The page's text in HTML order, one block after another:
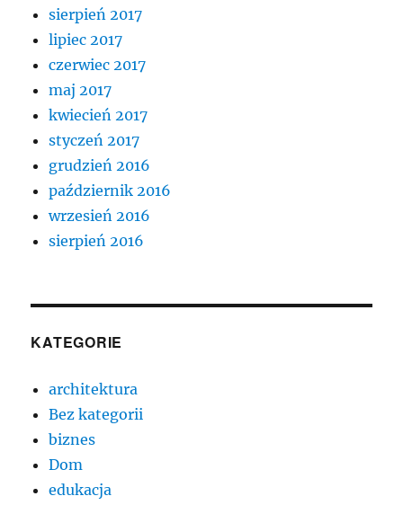
sierpień 2017
lipiec 2017
czerwiec 2017
maj 2017
kwiecień 2017
styczeń 2017
grudzień 2016
październik 2016
wrzesień 2016
sierpień 2016
KATEGORIE
architektura
Bez kategorii
biznes
Dom
edukacja